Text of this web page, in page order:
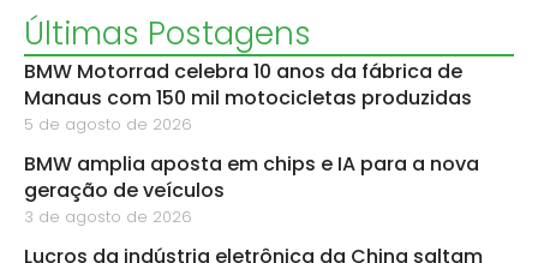
Últimas Postagens
BMW Motorrad celebra 10 anos da fábrica de
Manaus com 150 mil motocicletas produzidas
5 de agosto de 2026
BMW amplia aposta em chips e IA para a nova
geração de veículos
3 de agosto de 2026
Lucros da indústria eletrônica da China saltam